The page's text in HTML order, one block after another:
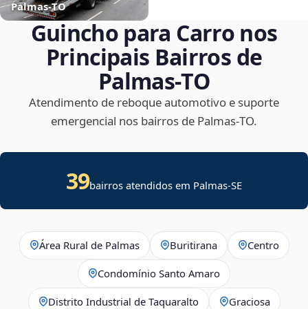
Palmas‑TO
Guincho para Carro nos
Principais Bairros de
Palmas‑TO
Atendimento de reboque automotivo e suporte
emergencial nos bairros de Palmas‑TO.
39bairros atendidos em Palmas-SE
Área Rural de Palmas Buritirana Centro
Condomínio Santo Amaro
Distrito Industrial de Taquaralto Graciosa